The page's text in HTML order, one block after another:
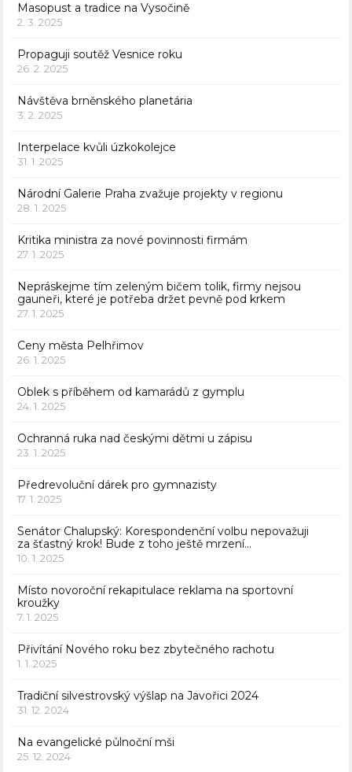
Masopust a tradice na Vysočině
2. 3. 2025
Propaguji soutěž Vesnice roku
26. 2. 2025
Návštěva brněnského planetária
3. 2. 2025
Interpelace kvůli úzkokolejce
31. 1. 2025
Národní Galerie Praha zvažuje projekty v regionu
28. 1. 2025
Kritika ministra za nové povinnosti firmám
27. 1. 2025
Nepráskejme tím zeleným bičem tolik, firmy nejsou
gauneři, které je potřeba držet pevně pod krkem
27. 1. 2025
Ceny města Pelhřimov
26. 1. 2025
Oblek s příběhem od kamarádů z gymplu
24. 1. 2025
Ochranná ruka nad českými dětmi u zápisu
23. 1. 2025
Předrevoluční dárek pro gymnazisty
17. 1. 2025
Senátor Chalupský: Korespondenční volbu nepovažuji
za šťastný krok! Bude z toho ještě mrzení…
10. 1. 2025
Místo novoroční rekapitulace reklama na sportovní
kroužky
7. 1. 2025
Přivítání Nového roku bez zbytečného rachotu
1. 1. 2025
Tradiční silvestrovský výšlap na Javořici 2024
31. 12. 2024
Na evangelické půlnoční mši
25. 12. 2024